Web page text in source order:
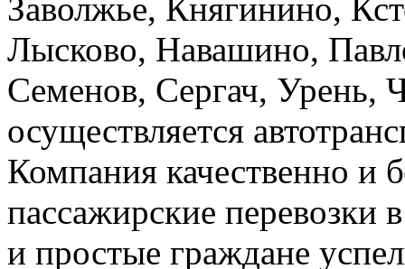
Заволжье, Княгинино,
Лысково, Навашино,
Семенов, Сергач, Урень,
осуществляется
Компания качественно и
пассажирские
и простые граждане